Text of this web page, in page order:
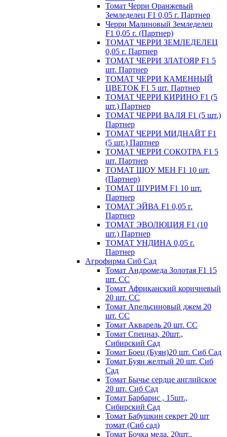
Томат Черри Оранжевый
Земледелец F1 0,05 г. Партнер
Черри Малиновый Земледелец
F1 0,05 г. (Партнер)
ТОМАТ ЧЕРРИ ЗЕМЛЕДЕЛЕЦ
0,05 г. Партнер
ТОМАТ ЧЕРРИ ЗЛАТОЯР F1 5
шт. Партнер
ТОМАТ ЧЕРРИ КАМЕННЫЙ
ЦВЕТОК F1 5 шт. Партнер
ТОМАТ ЧЕРРИ КИРИНО F1 (5
шт.) Партнер
ТОМАТ ЧЕРРИ ВАЛЯ F1 (5 шт.)
Партнер
ТОМАТ ЧЕРРИ МИДНАЙТ F1
(5 шт.) Партнер
ТОМАТ ЧЕРРИ СОКОТРА F1 5
шт. Партнер
ТОМАТ ШОУ МЕН F1 10 шт.
(Партнер)
ТОМАТ ШУРИМ F1 10 шт.
Партнер
ТОМАТ ЭЙВА F1 0,05 г.
Партнер
ТОМАТ ЭВОЛЮЦИЯ F1 (10
шт.) Партнер
ТОМАТ УНДИНА 0,05 г.
Партнер
Агрофирма Сиб Сад
Томат Андромеда Золотая F1 15
шт. СС
Томат Африканский коричневый
20 шт. СС
Томат Апельсиновый джем 20
шт. СС
Томат Акварель 20 шт. СС
Томат Спецназ, 20шт.,
Сибирский Сад
Томат Боец (Буян)20 шт. Сиб Сад
Томат Бyян жeлтый 20 шт. Сиб
Сaд
Томат Бычьe cepдцe aнглийcкoe
20 шт. Сиб Сaд
Томат Барбарис , 15шт.,
Сибирский Сад
Томат Бабушкин секрет 20 шт
томат (Сиб сад)
Томат Бочка меда, 20шт.,